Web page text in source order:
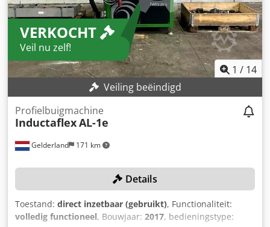
Digitale uitlezing
VERKOCHT
Veil nu zelf!
1 / 14
Veiling beëindigd
Gelderland 171 km
Profielbuigmachine
InductaflexAL-1e
Details
Toestand: direct inzetbaar (gebruikt), Functionaliteit:
volledig functioneel, Bouwjaar: 2017, bedieningstype: